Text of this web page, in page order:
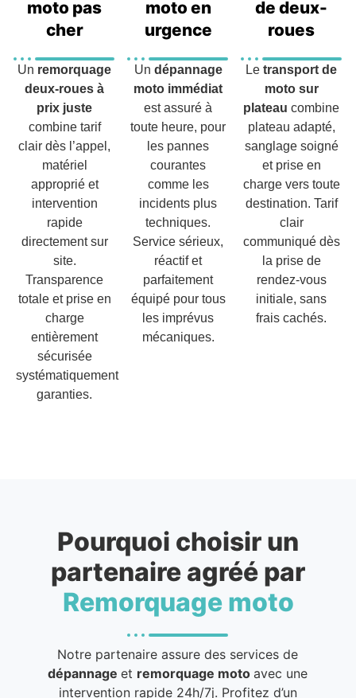
moto pas
cher
Un remorquage
deux-roues à
prix juste
combine tarif
clair dès l’appel,
matériel
approprié et
intervention
rapide
directement sur
site.
Transparence
totale et prise en
charge
entièrement
sécurisée
systématiquement
garanties.
moto en
urgence
Un dépannage
moto immédiat
est assuré à
toute heure, pour
les pannes
courantes
comme les
incidents plus
techniques.
Service sérieux,
réactif et
parfaitement
équipé pour tous
les imprévus
mécaniques.
de deux-
roues
Letransport de
moto sur
plateau combine
plateau adapté,
sanglage soigné
et prise en
charge vers toute
destination. Tarif
clair
communiqué dès
la prise de
rendez-vous
initiale, sans
frais cachés.
Pourquoi choisir un
partenaire agréé par
Remorquage moto
Notre partenaire assure des services de
dépannageet remorquage motoavec une
intervention rapide 24h/7j. Profitez d’un